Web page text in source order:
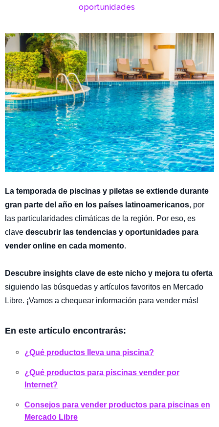
oportunidades
La temporada de piscinas y piletas se extiende durante
gran parte del año en los países latinoamericanos, por
las particularidades climáticas de la región. Por eso, es
clave descubrir las tendencias y oportunidades para
vender online en cada momento.
Descubre insights clave de este nicho y mejora tu oferta
siguiendo las búsquedas y artículos favoritos en Mercado
Libre. ¡Vamos a chequear información para vender más!
En este artículo encontrarás:
¿Qué productos lleva una piscina?
¿Qué productos para piscinas vender por
Internet?
Consejos para vender productos para piscinas en
Mercado Libre